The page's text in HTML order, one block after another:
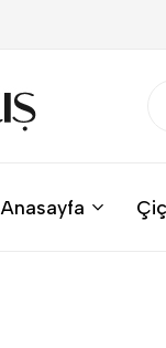
Anasayfa